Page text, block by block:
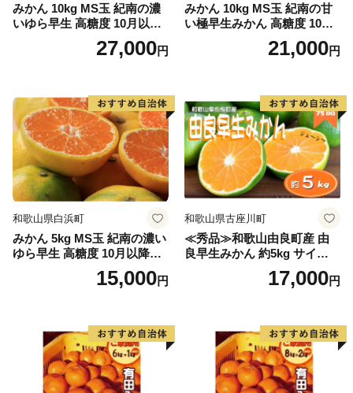
みかん 10kg MS玉 紀南の濃
いゆら早生 高糖度 10月以降
発送 マルチ被覆栽培27,000円
みかん 10kg MS玉 紀南の甘
い極早生みかん 高糖度 10月
以降発送 マルチ被覆栽培
21,000円
和歌山県白浜町
みかん 5kg MS玉 紀南の濃い
ゆら早生 高糖度 10月以降発
送 マルチ被覆栽培15,000円
和歌山県古座川町
≪秀品≫和歌山由良町産 由
良早生みかん 約5kg サイズお
まかせ【sml106C】17,000円